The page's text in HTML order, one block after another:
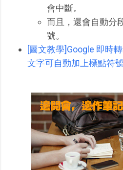
會中斷。
而且，還會自動分
號。
[圖文教學]Google 即時
文字可自動加上標點符號